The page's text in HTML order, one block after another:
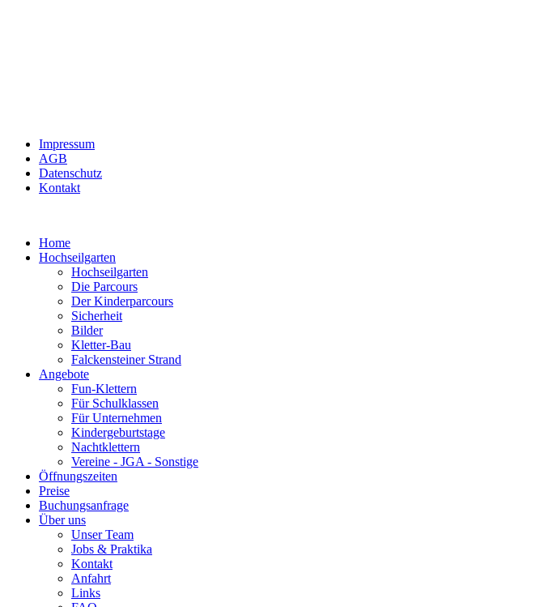
Impressum
AGB
Datenschutz
Kontakt
Home
Hochseilgarten
Hochseilgarten
Die Parcours
Der Kinderparcours
Sicherheit
Bilder
Kletter-Bau
Falckensteiner Strand
Angebote
Fun-Klettern
Für Schulklassen
Für Unternehmen
Kindergeburtstage
Nachtklettern
Vereine - JGA - Sonstige
Öffnungszeiten
Preise
Buchungsanfrage
Über uns
Unser Team
Jobs & Praktika
Kontakt
Anfahrt
Links